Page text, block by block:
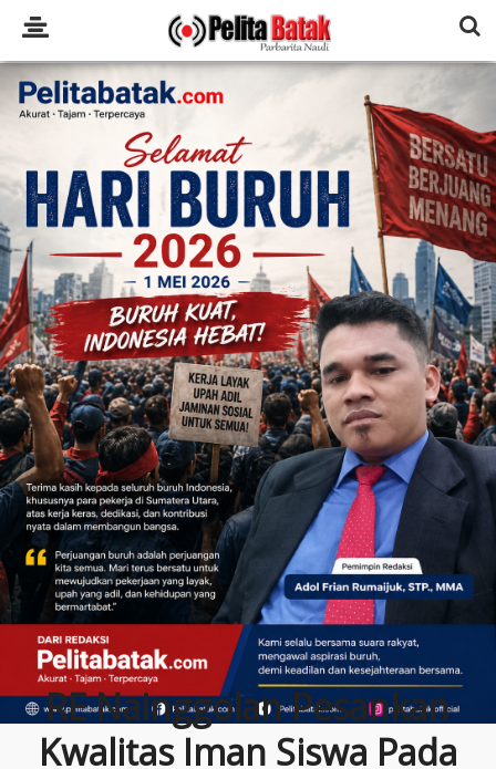
RE Nainggolan Pesankan
Kwalitas Iman Siswa Pada